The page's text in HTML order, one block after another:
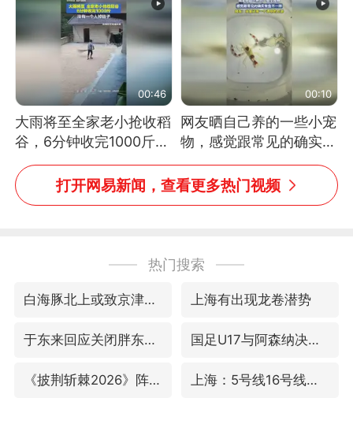
教！
00:46
大雨将至全家老小抢收稻
谷，6分钟收完1000斤，
没有一个人掉链子
00:10
网友晒自己养的一些小宠
物，感觉跟常见的确实有
些不一样
打开网易新闻，查看更多热门视频
热门搜索
白海豚北上或致京津冀暴雨 上海有出现龙卷潜势
于东来回应关闭胖东来生活广场店 国足U17与阿森纳决赛取消 并列冠军
《披荆斩棘2026》阵容官宣 上海：5号线16号线浦江线全线停运